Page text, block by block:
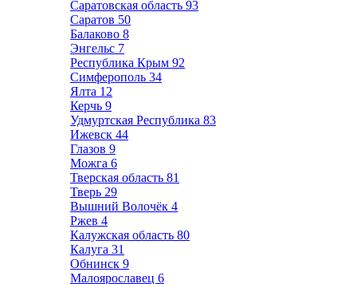
Саратовская область 93
Саратов 50
Балаково 8
Энгельс 7
Республика Крым 92
Симферополь 34
Ялта 12
Керчь 9
Удмуртская Республика 83
Ижевск 44
Глазов 9
Можга 6
Тверская область 81
Тверь 29
Вышний Волочёк 4
Ржев 4
Калужская область 80
Калуга 31
Обнинск 9
Малоярославец 6